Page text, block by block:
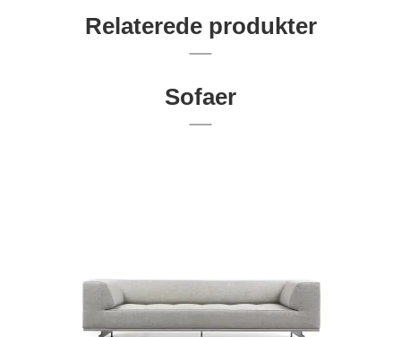
Relaterede produkter
Sofaer